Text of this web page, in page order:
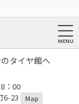
タイヤ館へ
：00
6-23
Map